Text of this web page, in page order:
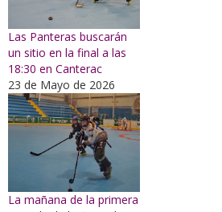
Las Panteras buscarán
un sitio en la final a las
18:30 en Canterac
23 de Mayo de 2026
La mañana de la primera